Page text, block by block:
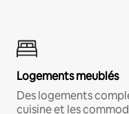
Logements meublés
Des logements
cuisine et les